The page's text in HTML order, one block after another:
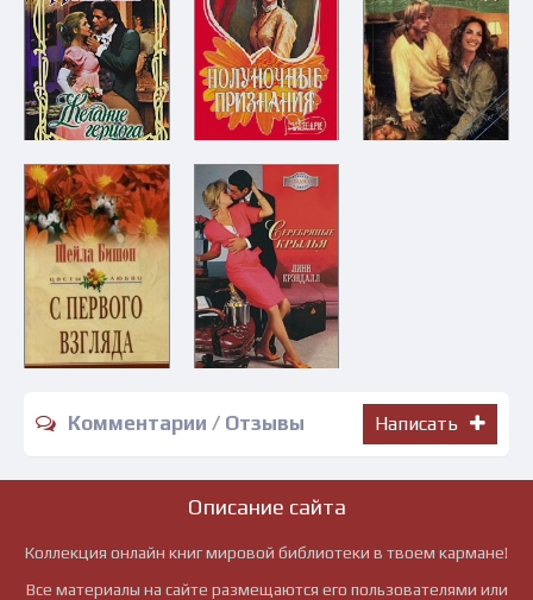
Комментарии / Отзывы Написать
Описание сайта
Коллекция онлайн книг мировой библиотеки в твоем кармане!
Все материалы на сайте размещаются его пользователями или